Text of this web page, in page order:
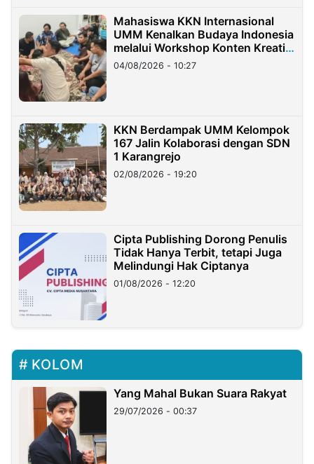
Mahasiswa KKN Internasional
UMM Kenalkan Budaya Indonesia
melalui Workshop Konten Kreatif
di Taiwan
04/08/2026 - 10:27
KKN Berdampak UMM Kelompok
167 Jalin Kolaborasi dengan SDN
1 Karangrejo
02/08/2026 - 19:20
Cipta Publishing Dorong Penulis
Tidak Hanya Terbit, tetapi Juga
Melindungi Hak Ciptanya
01/08/2026 - 12:20
KOLOM
Yang Mahal Bukan Suara Rakyat
29/07/2026 - 00:37